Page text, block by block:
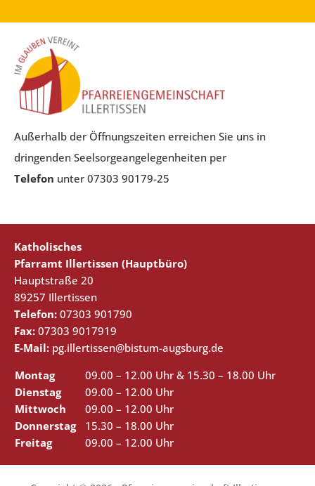
Außerhalb der Öffnungszeiten erreichen Sie uns in
dringenden Seelsorgeangelegenheiten per
Telefon unter 07303 90179-25
Katholisches
Pfarramt Illertissen (Hauptbüro)
Hauptstraße 20
89257 Illertissen
Telefon:07303 901790
Fax:07303 9017919
E-Mail: pg.illertissen@bistum-augsburg.de
Montag
09.00 – 12.00 Uhr & 15.30 – 18.00 Uhr
Dienstag
09.00 – 12.00 Uhr
Mittwoch
09.00 – 12.00 Uhr
Donnerstag
15.30 – 18.00 Uhr
Freitag
09.00 – 12.00 Uhr